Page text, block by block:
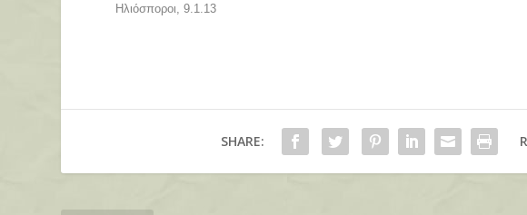
Ηλιόσποροι,9.1.13
SHARE: